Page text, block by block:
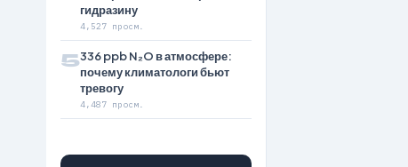
гидразину
4,527 просм.
5336 ppb N₂O в атмосфере:
почему климатологи бьют
тревогу
4,487 просм.